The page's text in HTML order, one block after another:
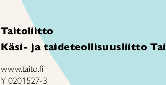
Taitoliitto
Käsi- ja taideteollisuusliitto
www.taito.fi
Y 0201527-3